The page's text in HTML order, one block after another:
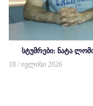
სტუმრები: ნატა
18 / ივლისი 2026